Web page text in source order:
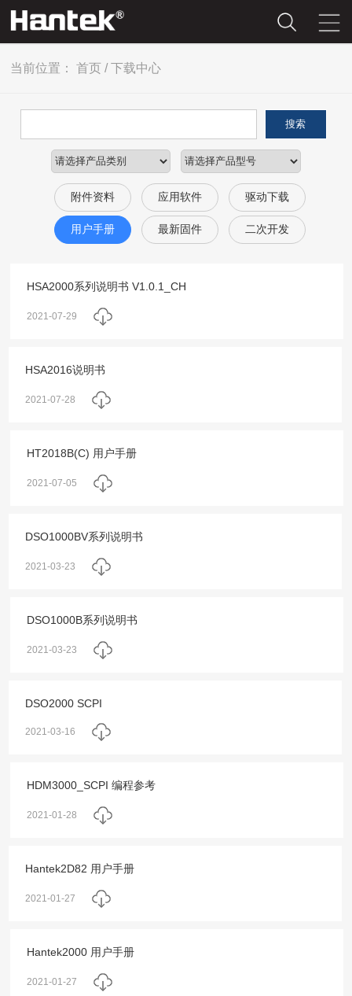
当前位置： 首页 /下载中心
搜索
附件资料 应用软件 驱动下载
用户手册 最新固件 二次开发
HSA2000系列说明书 V1.0.1_CH
2021-07-29
HSA2016说明书
2021-07-28
HT2018B(C) 用户手册
2021-07-05
DSO1000BV系列说明书
2021-03-23
DSO1000B系列说明书
2021-03-23
DSO2000 SCPI
2021-03-16
HDM3000_SCPI 编程参考
2021-01-28
Hantek2D82 用户手册
2021-01-27
Hantek2000 用户手册
2021-01-27